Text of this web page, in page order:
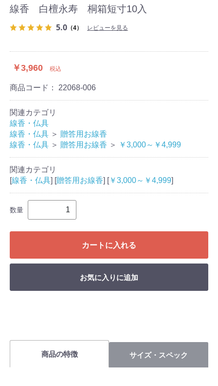
線香 白檀永寿 桐箱短寸10入
5.0 （4） レビューを見る
￥3,960 税込
商品コード： 22068-006
関連カテゴリ
線香・仏具
線香・仏具 ＞ 贈答用お線香
線香・仏具 ＞ 贈答用お線香 ＞ ￥3,000～￥4,999
関連カテゴリ
[線香・仏具] [贈答用お線香] [￥3,000～￥4,999]
数量
カートに入れる
お気に入りに追加
商品の特徴 サイズ・スペック